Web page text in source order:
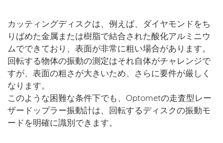
カッティングディスクは、例えば、ダイヤモンドをち
りばめた金属または樹脂で結合された酸化アルミニウ
ムでできており、表面が非常に粗い場合があります。
回転する物体の振動の測定はそれ自体がチャレンジで
すが、表面の粗さが大きいため、さらに要件が厳しく
なります。
このような困難な条件下でも、Optometの走査型レー
ザードップラー振動計は、回転するディスクの振動モ
ードを明確に識別できます。